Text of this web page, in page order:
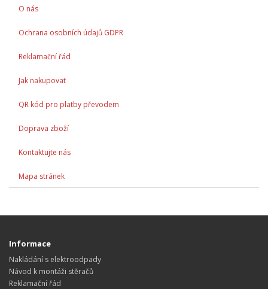
O nás
Ochrana osobních údajů GDPR
Reklamační řád
Jak nakupovat
QR kód pro platby převodem
Doprava zboží
Kontaktujte nás
Mapa stránek
Informace
Nakládání s elektroodpady
Návod k montáži stěračů
Reklamační řád